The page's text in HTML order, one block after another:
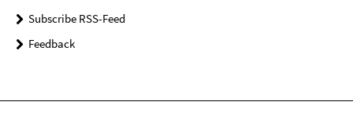
Subscribe RSS-Feed
Feedback